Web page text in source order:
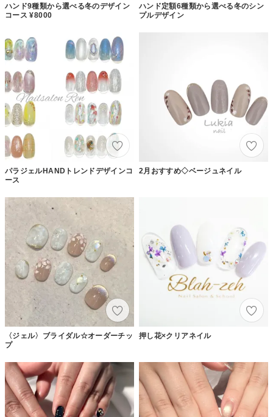
ハンド9種類から選べる冬のデザイン
コース ¥8000
ハンド定額6種類から選べる冬のシン
プルデザイン
パラジェルHANDトレンドデザインコ
ース
2月おすすめ◇ベージュネイル
〈ジェル〉ブライダル☆オーダーチッ
プ
押し花×クリアネイル